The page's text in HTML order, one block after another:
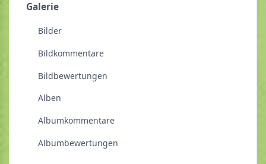
Galerie
Bilder
Bildkommentare
Bildbewertungen
Alben
Albumkommentare
Albumbewertungen